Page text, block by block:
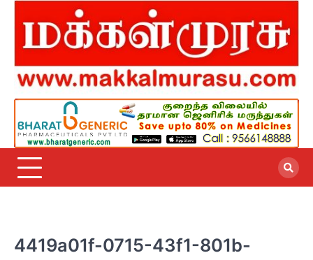
Skip
content
4419a01f-0715-43f1-801b-